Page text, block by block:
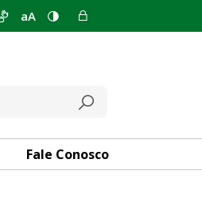
aA
Fale Conosco